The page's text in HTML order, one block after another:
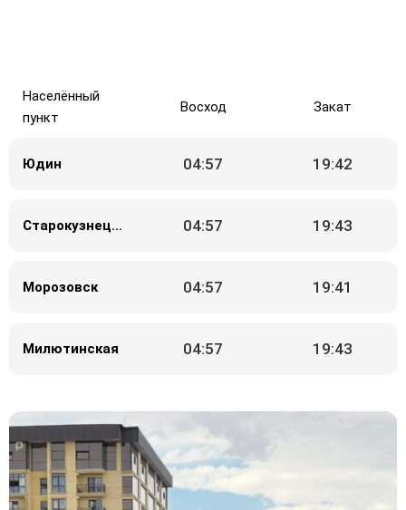
Населённый
пункт
Восход Закат
Юдин 04:57 19:42
Старокузнецов 04:57 19:43
Морозовск 04:57 19:41
Милютинская 04:57 19:43